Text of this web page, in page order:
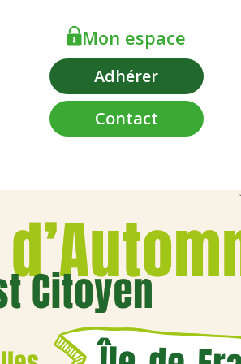
Contact
Adhérer
Mon espace